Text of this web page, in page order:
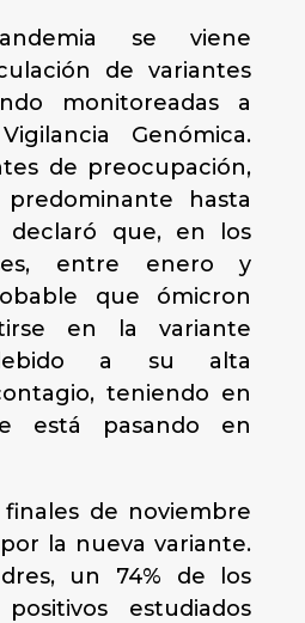
se viene
de variantes
monitoreadas a
Genómica.
de preocupación,
hasta
declaró que, en los
entre enero y
que ómicron
en la variante
a su alta
teniendo en
está pasando en
de noviembre
la nueva variante.
un 74% de los
estudiados